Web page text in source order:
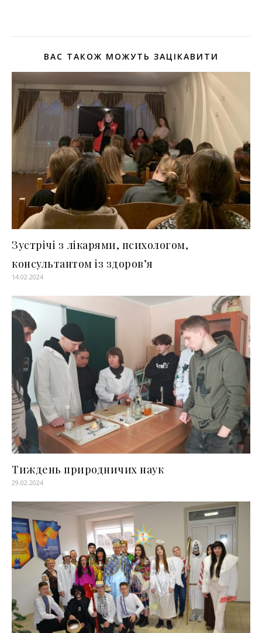
ВАС ТАКОЖ МОЖУТЬ ЗАЦІКАВИТИ
Зустрічі з лікарями, психологом,
консультантом із здоров’я
14.02.2024
Тиждень природничих наук
29.02.2024